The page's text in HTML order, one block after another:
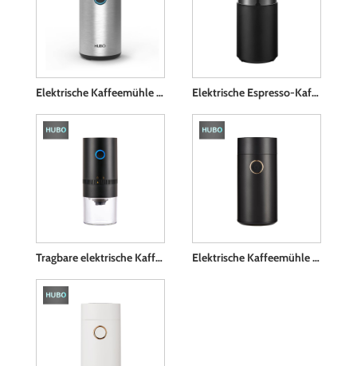
Elektrische Kaffeemühle mit flachem Edelstahlmesser Elektrische Espresso-Kaffeemühle
Tragbare elektrische Kaffeemühle Elektrische Kaffeemühle mit 50g Fassungsvermögen